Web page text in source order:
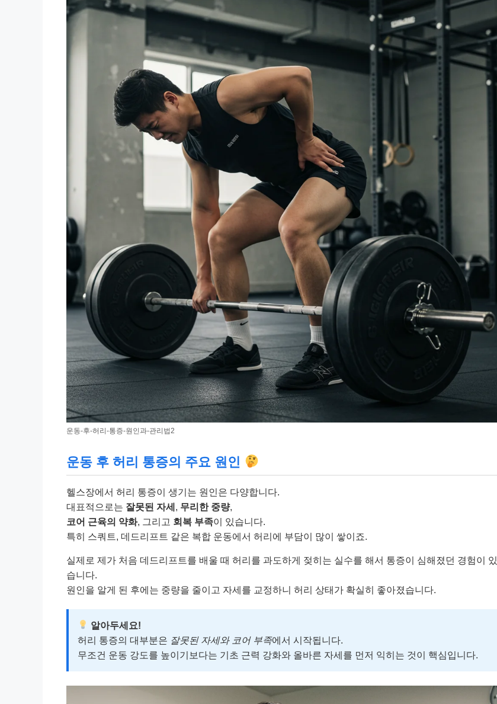
운동-후-허리-통증-원인과-관리법2
운동 후 허리 통증의 주요 원인
헬스장에서 허리 통증이 생기는 원인은 다양합니다.
대표적으로는 잘못된 자세 , 무리한 중량,
코어 근육의 약화, 그리고 회복 부족이 있습니다.
특히 스쿼트, 데드리프트 같은 복합 운동에서 허리에 부담이 많이 쌓이죠.
실제로 제가 처음 데드리프트를 배울 때 허리를 과도하게 젖히는 실수를 해서 통증이 심해졌던 경험이 있
습니다.
원인을 알게 된 후에는 중량을 줄이고 자세를 교정하니 허리 상태가 확실히 좋아졌습니다.
알아두세요!
허리 통증의 대부분은 잘못된 자세와 코어 부족에서 시작됩니다.
무조건 운동 강도를 높이기보다는 기초 근력 강화와 올바른 자세를 먼저 익히는 것이 핵심입니다.